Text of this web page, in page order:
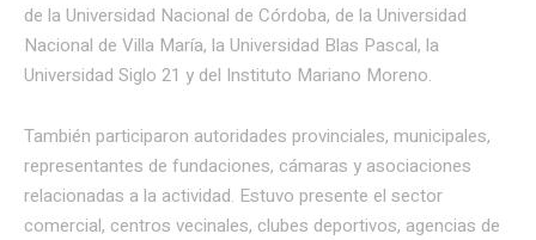
de la Universidad Nacional de Córdoba, de la Universidad
Nacional de Villa María, la Universidad Blas Pascal, la
Universidad Siglo 21 y del Instituto Mariano Moreno.
También participaron autoridades provinciales, municipales,
representantes de fundaciones, cámaras y asociaciones
relacionadas a la actividad. Estuvo presente el sector
comercial, centros vecinales, clubes deportivos, agencias de